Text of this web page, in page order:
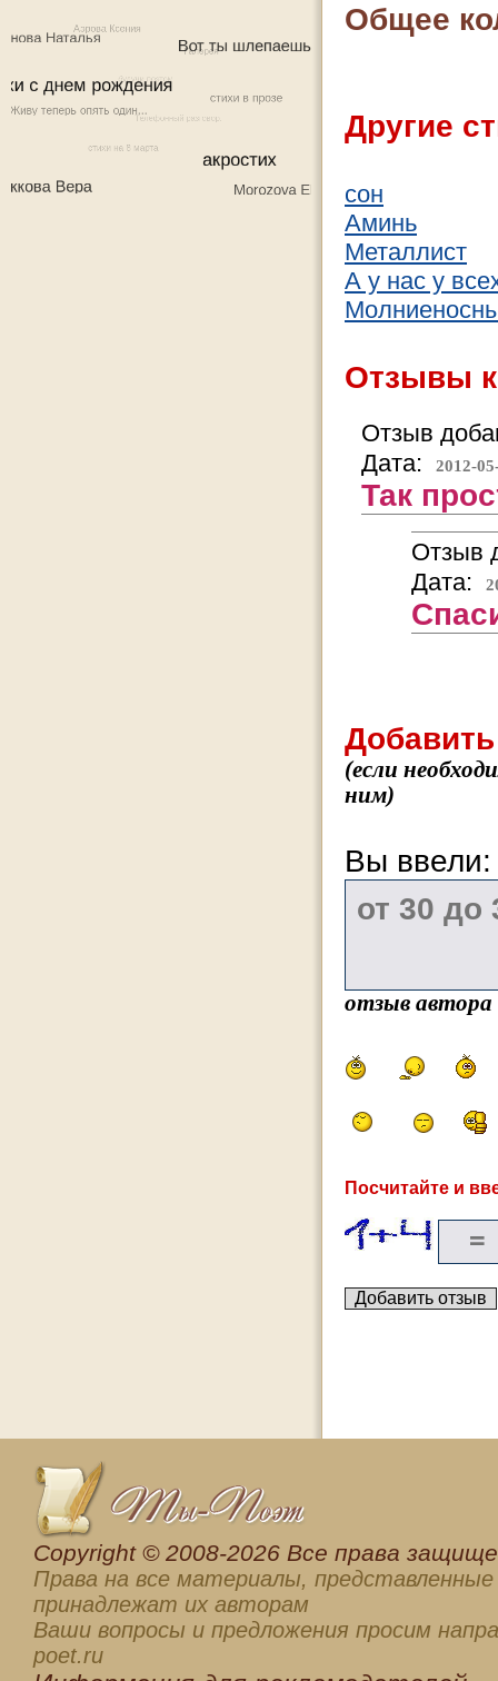
Общее
Другие
сон
Аминь
Металлист
А у нас у
Отзывы
Отзыв
Дата:
2012-
Так
Отзыв
Дата:
(если
ним)
Вы
отзыв
Посчитайте и
Сopyright © 2008-2026 Все права
Права на все материалы, представленные
принадлежат их авторам
Ваши вопросы и предложения просим
poet.ru